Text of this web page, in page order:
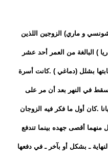
و ماري) الزوجين اللذين
) البالغة من العمر أحد عشر
بشلل (دماغي ) .كانت أسرة
في النهر بعد أن مر على
.كان أول ما فكر فيه الزوجان
منهما أقصى جهده بينما تندفع
ـ بشكل أو بآخر ـ في دفعها